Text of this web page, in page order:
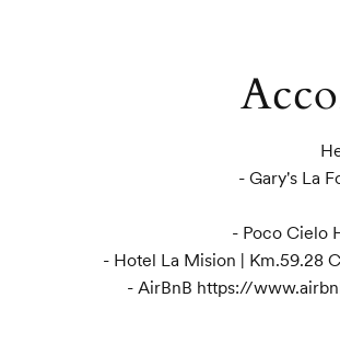
- Gary's La
- Poco Cielo
- Hotel La Mision | Km.59.28
- AirBnB https://